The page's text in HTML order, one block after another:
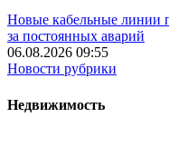
Новые кабельные линии
за постоянных аварий
06.08.2026 09:55
Новости рубрики
Недвижимость